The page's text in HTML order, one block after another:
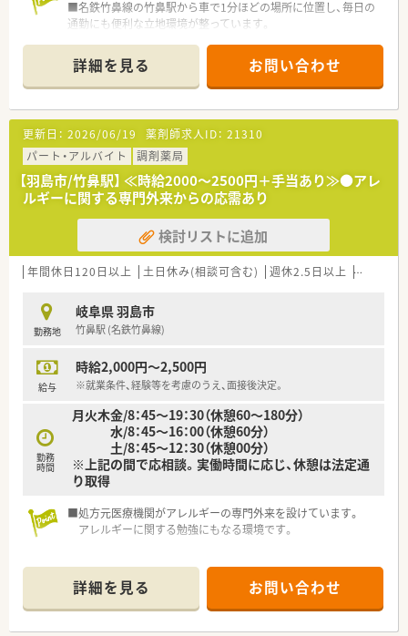
■名鉄竹鼻線の竹鼻駅から車で1分ほどの場所に位置し、毎日の
通勤にも便利な立地環境が整っています。
たり平均75枚ほどを応需しています。
■現在の店舗には薬剤師が2名と医療事務が在籍しており、常時
複数名体制で協力しながら業務を行っています。
【法人特徴について】
■岐阜県内において地域密着型の調剤薬局を現在2店舗展開して
おり、今後もさらなる店舗展開を予定しています。
■地域の皆様から信頼されるかかりつけ薬局を目指し、心のこも
った丁寧な医療サービスの提供に努めています。
■現場の声を大切にする風通しの良い社風であり、将来は経営陣
の右腕として活躍できるチャンスもあります。
【勤務実態について】
■営業時間は平日19時までとなっており、水曜日と土曜日は午
■1日あたり約4時間ほど1人薬剤師となる時間帯がありますが、
基本的には常時3名から4名での複数名体制です。
■時間外勤務が発生した場合には分単位でしっかりと時間外手
【想定されるキャリアイメージ】
ー科領域における専門的なスキルを習得していただきます。
■個人宅や複数の施設への在宅医療業務を経験することで、地域
医療に欠かせない実践的な対応力を身につけられます。
■ゆくゆくは店舗の管理薬剤師や、経営層の右腕として新規店舗
の立ち上げなどマネジメント業務への挑戦も可能です。
詳細を見る お問い合わせ
更新日： 2026/06/19 薬剤師求人ID： 21310
パート・アルバイト
調剤薬局
【羽島市/竹鼻駅】 ≪時給2000～2500円＋手当あり≫●アレ
ルギーに関する専門外来からの応需あり
検討リストに追加
年間休日120日以上 土日休み(相談可含む) 週休2.5日以上 週32h以
勤務地
岐阜県 羽島市
竹鼻駅 (名鉄竹鼻線)
給与
時給2,000円～2,500円
※就業条件、経験等を考慮のうえ、面接後決定。
勤務
時間
月火木金/8：45～19：30（休憩60～180分）
水/8：45～16：00（休憩60分）
土/8：45～12：30（休憩00分）
※上記の間で応相談。実働時間に応じ、休憩は法定通
り取得
■処方元医療機関がアレルギーの専門外来を設けています。
アレルギーに関する勉強にもなる環境です。
詳細を見る お問い合わせ